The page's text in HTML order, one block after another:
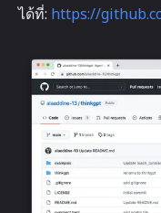
ได้ที่: https://